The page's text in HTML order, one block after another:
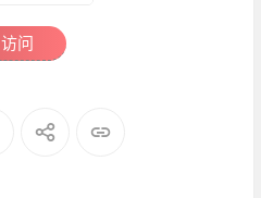
访问